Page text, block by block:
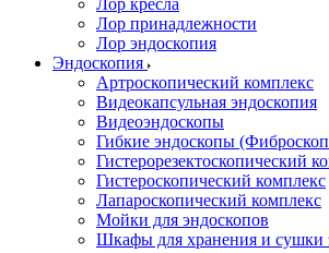
Лор кресла
Лор принадлежности
Лор эндоскопия
Эндоскопия
Артроскопический комплекс
Видеокапсульная эндоскопия
Видеоэндоскопы
Гибкие эндоскопы
Гистерорезектоскопический
Гистероскопический комплекс
Лапароскопический комплекс
Мойки для эндоскопов
Шкафы для хранения и сушки